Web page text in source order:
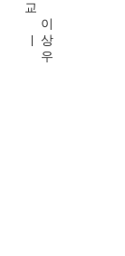
교
이
상
우